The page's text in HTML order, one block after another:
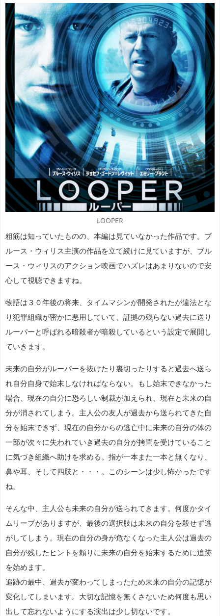
LOOPER
粗筋は知っていたものの、本編は見ていなかった作品です。ブ
ルース・ウィリス主演の作品を立て続けに見ていますが、ブル
ース・ウィリスのアクション映画でハズレはあまりないので安
心して視聴できますね。
物語は３０年後の将来、タイムマシンが開発されたが違法とな
り犯罪組織が密かに悪用していて、証拠の残らない過去に送り
ルーパーと呼ばれる暗殺者が暗殺しているという設定で展開し
ていきます。
未来の自分がルーパーを抜けたり裏切ったりすると過去へ送ら
れ自分自身で始末しなければならない。もし始末できなかった
場合、現在の自分に恐ろしい制裁が加えられ、現在と未来の自
分が消されてしまう。主人公の友人が過去から送られてきた自
分を始末できず、現在の自分からの逃亡中に未来の自分の体の
一部が次々に失われていき過去の自分が拷問を受けていること
に気づき組織へ助けを求める。指が一本また一本と無くなり、
鼻や耳、そして四肢と・・・。このシーンは少し怖かったです
ね。
そんな中、主人公も未来の自分が送られてきます。何度かタイ
ムリープがありますが、最後の選択肢は未来の自分を殺せず逃
がしてしまう。現在の自分の身が危なくなった主人公は過去の
自分が残したヒントを頼りに未来の自分を始末するために追跡
を始めます。
追跡の最中、過去が変わってしまったため未来の自分の記憶が
変化してしまいます。大切な記憶を無くさないため何度も思い
出して忘れないようにする演出は少し切ないです。